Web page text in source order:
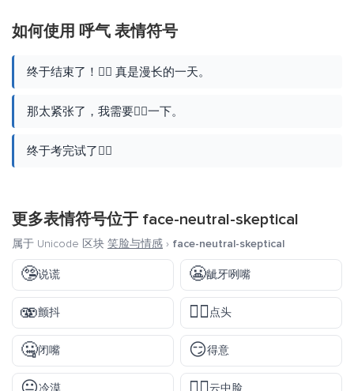
如何使用 呼气 表情符号
终于结束了！😮‍💨 真是漫长的一天。
那太紧张了，我需要😮‍💨一下。
终于考完试了😮‍💨
更多表情符号位于 face-neutral-skeptical
属于 Unicode 区块 笑脸与情感 › face-neutral-skeptical
🤥说谎 😬龇牙咧嘴
🫨颤抖 🙂‍↕️点头
🤐闭嘴 😏得意
冷漠 云中脸